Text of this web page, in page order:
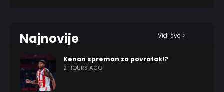
Najnovije Vidi sve >
Kenan spreman za povratak!?
2 HOURS AGO